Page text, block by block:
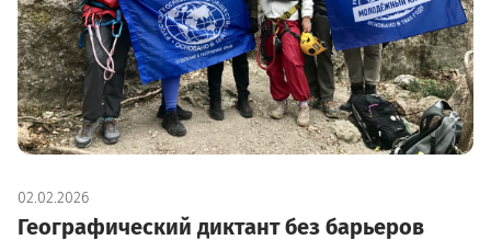
02.02.2026
Географический диктант без барьеров